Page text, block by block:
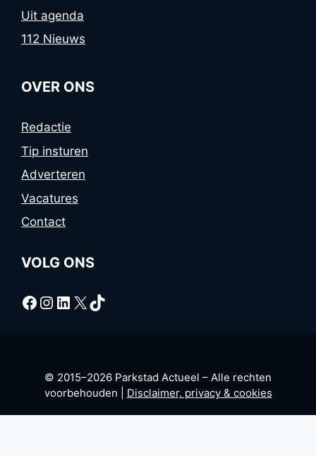
Uit agenda
112 Nieuws
OVER ONS
Redactie
Tip insturen
Adverteren
Vacatures
Contact
VOLG ONS
Facebook
Instagram
LinkedIn
X TikTok
© 2015–2026 Parkstad Actueel – Alle rechten
voorbehouden | Disclaimer, privacy & cookies